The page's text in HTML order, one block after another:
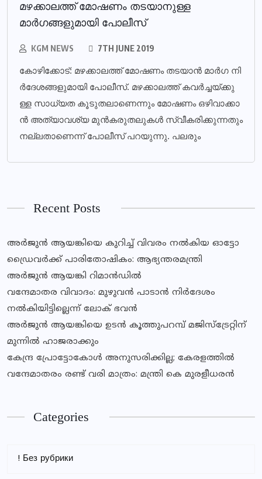
മഴക്കാലത്ത് മോഷണം തടയാനുള്ള
മാര്‍ഗങ്ങളുമായി പോലീസ്‌
KGM NEWS 7TH JUNE 2019
കോ​ഴി​ക്കോ​ട്: മ​ഴ​ക്കാ​ല​ത്ത് മോ​ഷ​ണം ത​ട​യാ​ന്‍ മാ​ര്‍​ഗ നി​
ര്‍​ദേ​ശ​ങ്ങ​ളു​മാ​യി​ പോ​ലീ​സ്. മ​ഴ​ക്കാ​ല​ത്ത് ക​വ​ര്‍​ച്ച​യ്ക്കു​
ള്ള സാ​ധ്യ​ത കൂ​ടു​ത​ലാ​ണെ​ന്നും മോ​ഷ​ണം ഒ​ഴി​വാ​ക്കാ​
ന്‍ അ​ത്യാ​വ​ശ്യ മു​ന്‍​ക​രു​ത​ലു​ക​ള്‍ സ്വീ​ക​രി​ക്കു​ന്ന​തും
ന​ല്ല​താ​ണെ​ന്ന് പോ​ലീ​സ് പ​റ​യു​ന്നു. പ​ല​രും
Recent Posts
അർജുൻ ആയങ്കിയെ കുറിച്ച് വിവരം നൽകിയ ഓട്ടോ
ഡ്രൈവർക്ക് പാരിതോഷികം: ആഭ്യന്തരമന്ത്രി
അർജുൻ ആയങ്കി റിമാൻഡിൽ
വന്ദേമാതര വിവാദം: മുഴുവൻ പാടാൻ നിർദേശം
നൽകിയിട്ടില്ലെന്ന് ലോക് ഭവൻ
അർജുൻ ആയങ്കിയെ ഉടൻ കൂത്തുപറമ്പ് മജിസ്ട്രേറ്റിന്
മുന്നിൽ ഹാജരാക്കും
കേന്ദ്ര പ്രോട്ടോകോൾ അനുസരിക്കില്ല; കേരളത്തിൽ
വന്ദേമാതരം രണ്ട് വരി മാത്രം: മന്ത്രി കെ മുരളീധരൻ
Categories
! Без рубрики